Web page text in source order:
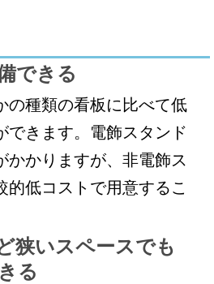
できる
の種類の看板に比べて低
できます。電飾スタンド
かかりますが、非電飾ス
的低コストで用意するこ
狭いスペースでも
る